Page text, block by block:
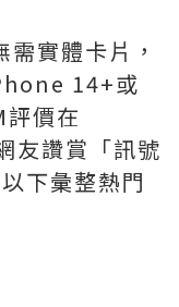
實體卡片，
14+或
價在
友讚賞「訊號
下彙整熱門